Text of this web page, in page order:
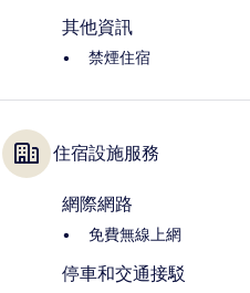
其他資訊
禁煙住宿
住宿設施服務
網際網路
免費無線上網
停車和交通接駁